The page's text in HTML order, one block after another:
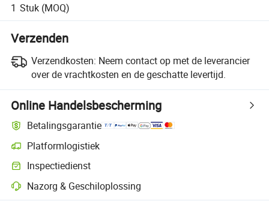
1 Stuk (MOQ)
Verzenden
Verzendkosten: Neem contact op met de leverancier
over de vrachtkosten en de geschatte levertijd.
Online Handelsbescherming
Betalingsgarantie
Platformlogistiek
Inspectiedienst
Nazorg & Geschiloplossing